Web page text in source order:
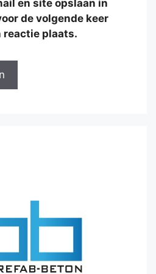
en site opslaan in
de volgende keer
reactie plaats.